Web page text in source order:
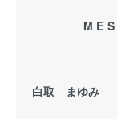
白取 まゆみ